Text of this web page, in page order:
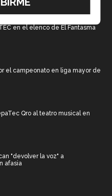
en el elenco de El Fantasma
el campeonato en liga mayor de
Qro al teatro musical en
"devolver la voz" a
afasia